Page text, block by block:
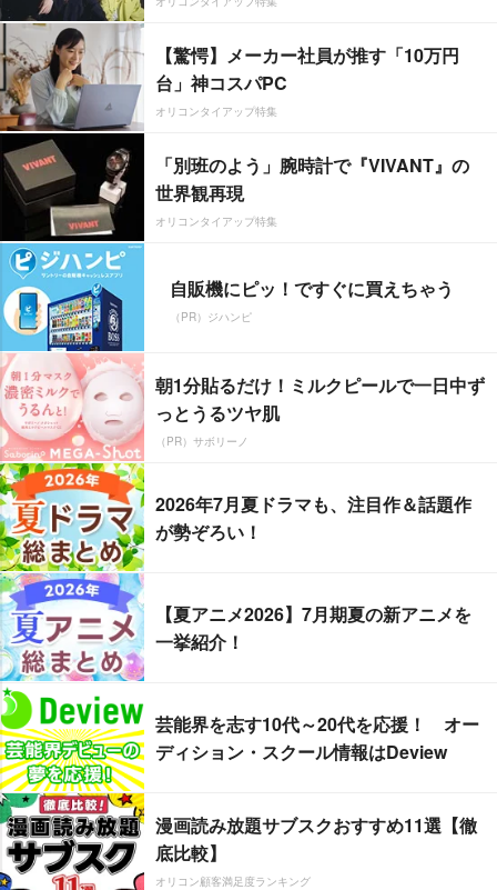
【驚愕】メーカー社員が推す「10万円
台」神コスパPC
オリコンタイアップ特集
「別班のよう」腕時計で『VIVANT』の
世界観再現
オリコンタイアップ特集
自販機にピッ！ですぐに買えちゃう
（PR）ジハンピ
朝1分貼るだけ！ミルクピールで一日中ず
っとうるツヤ肌
（PR）サボリーノ
2026年7月夏ドラマも、注目作＆話題作
が勢ぞろい！
【夏アニメ2026】7月期夏の新アニメを
一挙紹介！
芸能界を志す10代～20代を応援！ オー
ディション・スクール情報はDeview
漫画読み放題サブスクおすすめ11選【徹
底比較】
オリコン顧客満足度ランキング